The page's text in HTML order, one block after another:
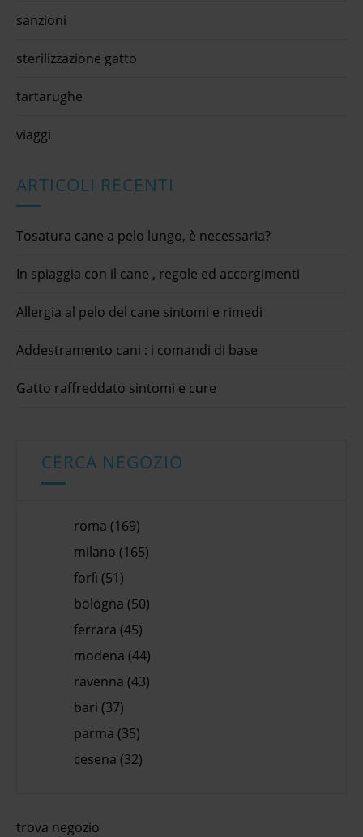
sanzioni
sterilizzazione gatto
tartarughe
viaggi
ARTICOLI RECENTI
Tosatura cane a pelo lungo, è necessaria?
In spiaggia con il cane , regole ed accorgimenti
Allergia al pelo del cane sintomi e rimedi
Addestramento cani : i comandi di base
Gatto raffreddato sintomi e cure
CERCA NEGOZIO
roma (169)
milano (165)
forlì (51)
bologna (50)
ferrara (45)
modena (44)
ravenna (43)
bari (37)
parma (35)
cesena (32)
trova negozio